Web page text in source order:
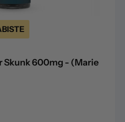
Skunk 600mg - (Marie